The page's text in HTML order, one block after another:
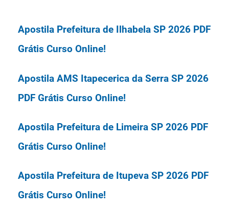
Assistência Social - Agente Social (133
+ CR); Técnico em Desenvolvimento e
Assistência Social - Cuidador Social
(32 + CR); Técnico em
Desenvolvimento e Assistência Social
- Técnico Administrativo (398 + CR); e
realizada em 06/09/2026.
Organizadora: Instituto Quadrix.
Apostila Prefeitura de Ilhabela SP 2026 PDF
Grátis Curso Online!
Apostila AMS Itapecerica da Serra SP 2026
PDF Grátis Curso Online!
Apostila Prefeitura de Limeira SP 2026 PDF
Grátis Curso Online!
Apostila Prefeitura de Itupeva SP 2026 PDF
Grátis Curso Online!